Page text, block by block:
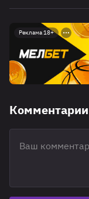
Реклама 18+
Комментарии